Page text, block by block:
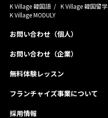
K Village 韓国語 K Village 韓国留学
K Village MODULY
お問い合わせ（個人）
お問い合わせ（企業）
無料体験レッスン
フランチャイズ事業について
採用情報